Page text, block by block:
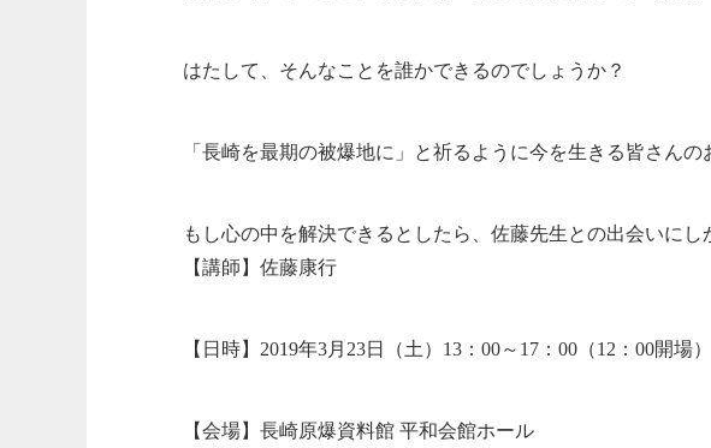
はたして、そんなことを誰かできるのでしょうか？
「長崎を最期の被爆地に」と祈るように今を生きる皆さん
もし心の中を解決できるとしたら、佐藤先生との出会いにし
【講師】佐藤康行
【日時】2019年3月23日（土）13：00～17：00（12：00開場）
【会場】長崎原爆資料館 平和会館ホール